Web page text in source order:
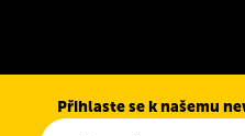
Přihlaste se k našemu